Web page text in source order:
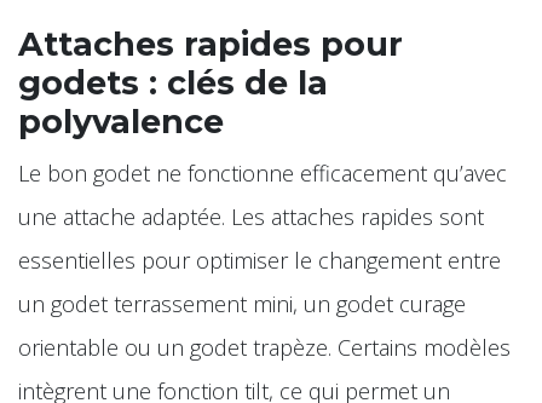
Attaches rapides pour
godets : clés de la
polyvalence
Le bon godet ne fonctionne efficacement qu’avec
une attache adaptée. Les attaches rapides sont
essentielles pour optimiser le changement entre
un godet terrassement mini, un godet curage
orientable ou un godet trapèze. Certains modèles
intègrent une fonction tilt, ce qui permet un